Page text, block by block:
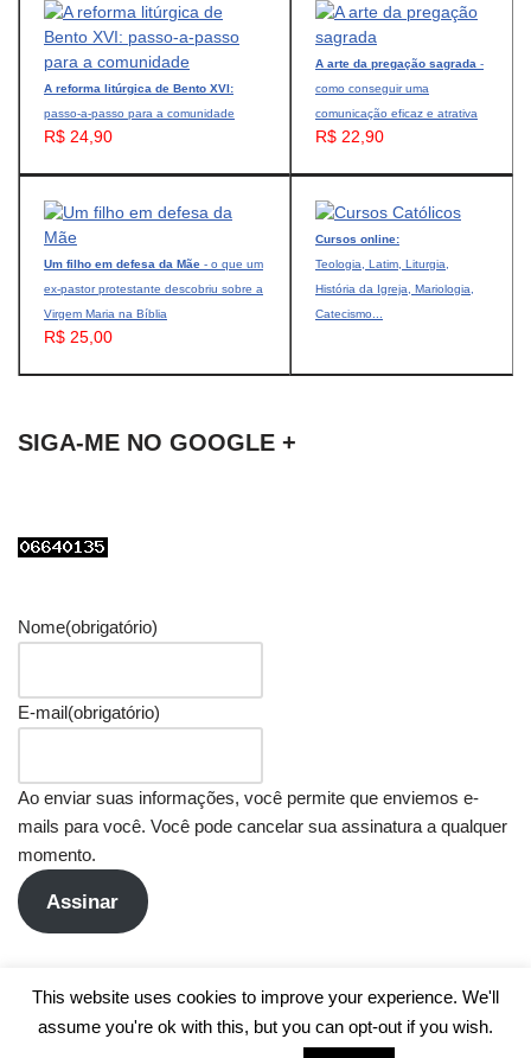
A reforma litúrgica de Bento XVI:
passo-a-passo para a comunidade
R$ 24,90
A arte da pregação sagrada -
como conseguir uma
comunicação eficaz e atrativa
R$ 22,90
Um filho em defesa da Mãe - o que um
ex-pastor protestante descobriu sobre a
Virgem Maria na Bíblia
R$ 25,00
Cursos online:
Teologia, Latim, Liturgia,
História da Igreja, Mariologia,
Catecismo...
SIGA-ME NO GOOGLE +
Nome(obrigatório)
E-mail (obrigatório)
Ao enviar suas informações, você permite que enviemos e-
mails para você. Você pode cancelar sua assinatura a qualquer
momento.
Assinar
This website uses cookies to improve your experience. We'll
assume you're ok with this, but you can opt-out if you wish.